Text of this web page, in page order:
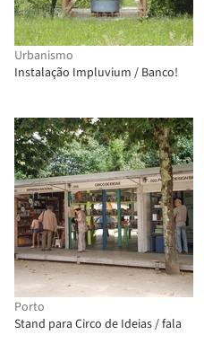
Urbanismo
Instalação Impluvium / Banco!
Porto
Stand para Circo de Ideias / fala